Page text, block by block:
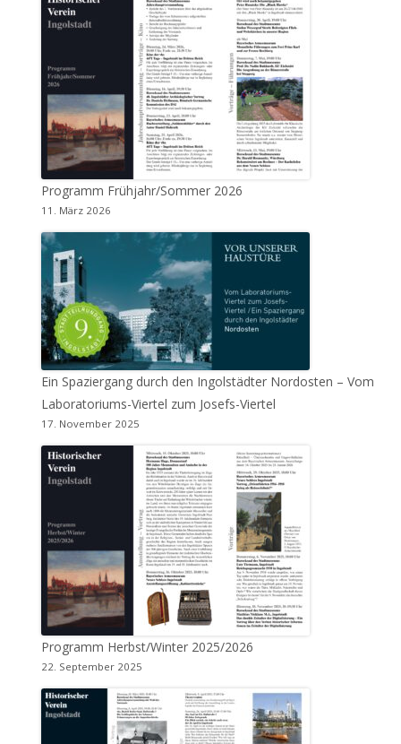
Programm Frühjahr/Sommer 2026
11. März 2026
Ein Spaziergang durch den Ingolstädter Nordosten – Vom
Laboratoriums-Viertel zum Josefs-Viertel
17. November 2025
Programm Herbst/Winter 2025/2026
22. September 2025